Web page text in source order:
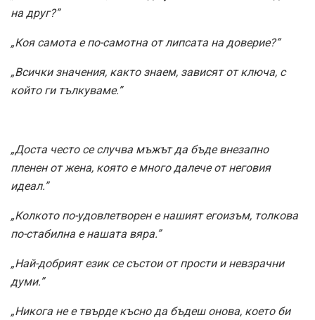
на друг?”
„Коя самота е по-самотна от липсата на доверие?“
„Всички значения, както знаем, зависят от ключа, с
който ги тълкуваме.”
„Доста често се случва мъжът да бъде внезапно
пленен от жена, която е много далече от неговия
идеал.”
„Колкото по-удовлетворен е нашият егоизъм, толкова
по-стабилна е нашата вяра.”
„Най-добрият език се състои от прости и невзрачни
думи.”
„Никога не е твърде късно да бъдеш онова, което би